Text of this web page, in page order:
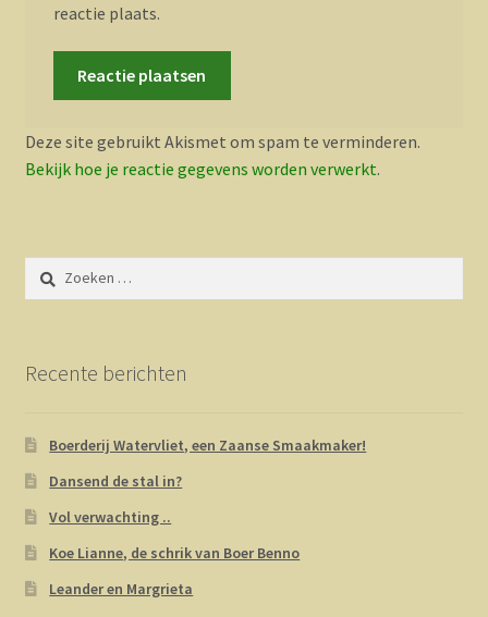
reactie plaats.
Deze site gebruikt Akismet om spam te verminderen.
Bekijk hoe je reactie gegevens worden verwerkt.
Zoeken
naar:
Recente berichten
Boerderij Watervliet, een Zaanse Smaakmaker!
Dansend de stal in?
Vol verwachting ..
Koe Lianne, de schrik van Boer Benno
Leander en Margrieta